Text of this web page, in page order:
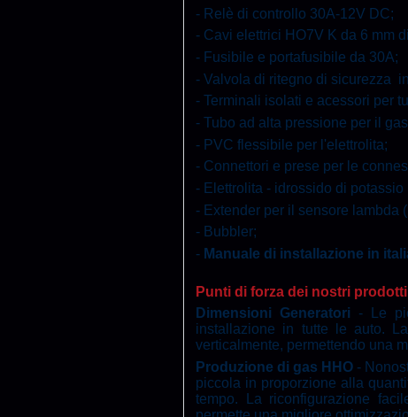
- Relè di controllo 30A-12V DC;
- Cavi elettrici HO7V K da 6 mm
- Fusibile e portafusibile da 30A;
- Valvola di ritegno di sicurezza
- Terminali isolati e acessori per
- Tubo ad alta pressione per il
- PVC flessibile per l'elettrolita;
- Connettori e prese per le
- Elettrolita - idrossido di potassio
- Extender per il sensore lambda
- Bubbler;
- Manuale di installazione in
Punti di forza dei nostri
Dimensioni Generatori - Le
installazione in tutte le auto.
verticalmente, permettendo una
Produzione di gas HHO -
piccola in proporzione alla
tempo. La riconfigurazione